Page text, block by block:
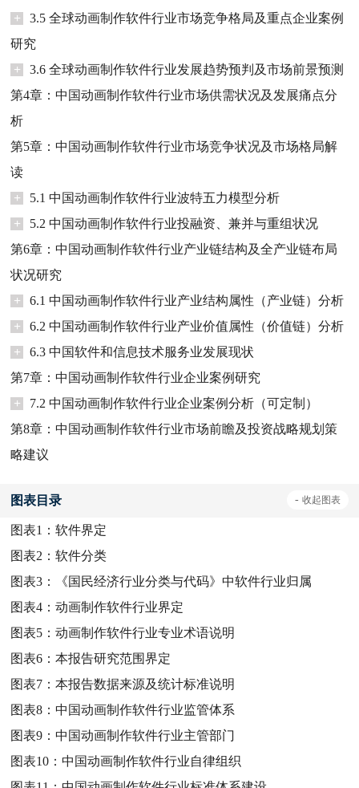
+
3.5 全球动画制作软件行业市场竞争格局及重点企业案例
研究
+
3.6 全球动画制作软件行业发展趋势预判及市场前景预测
第4章：中国动画制作软件行业市场供需状况及发展痛点分
析
第5章：中国动画制作软件行业市场竞争状况及市场格局解
读
+
5.1 中国动画制作软件行业波特五力模型分析
+
5.2 中国动画制作软件行业投融资、兼并与重组状况
第6章：中国动画制作软件行业产业链结构及全产业链布局
状况研究
+
6.1 中国动画制作软件行业产业结构属性（产业链）分析
+
6.2 中国动画制作软件行业产业价值属性（价值链）分析
+
6.3 中国软件和信息技术服务业发展现状
第7章：中国动画制作软件行业企业案例研究
+
7.2 中国动画制作软件行业企业案例分析（可定制）
第8章：中国动画制作软件行业市场前瞻及投资战略规划策
略建议
图表目录 - 收起图表
图表1：软件界定
图表2：软件分类
图表3：
《国民经济行业分类与代码》中软件行业归属
图表4：动画制作软件行业界定
图表5：动画制作软件行业专业术语说明
图表6：本报告研究范围界定
图表7：本报告数据来源及统计标准说明
图表8：中国动画制作软件行业监管体系
图表9：中国动画制作软件行业主管部门
图表10：中国动画制作软件行业自律组织